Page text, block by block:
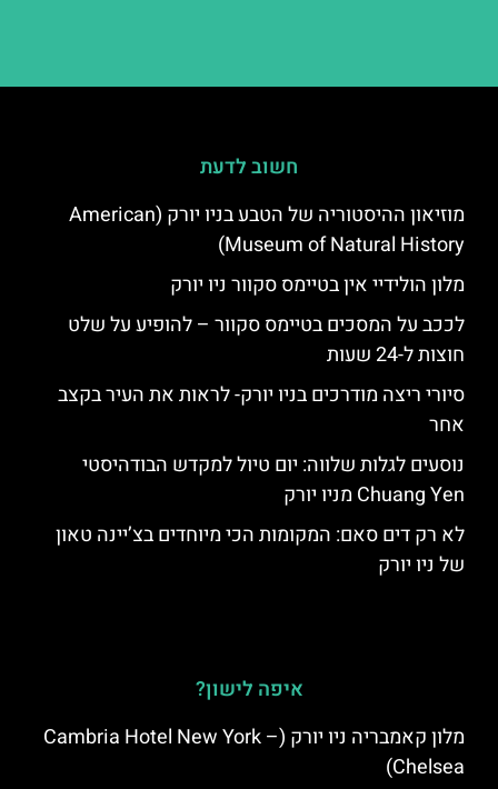
חשוב לדעת
מוזיאון ההיסטוריה של הטבע בניו יורק (American
Museum of Natural History)
מלון הולידיי אין בטיימס סקוור ניו יורק
לככב על המסכים בטיימס סקוור – להופיע על שלט
חוצות ל-24 שעות
סיורי ריצה מודרכים בניו יורק- לראות את העיר בקצב
אחר
נוסעים לגלות שלווה: יום טיול למקדש הבודהיסטי
Chuang Yen מניו יורק
לא רק דים סאם: המקומות הכי מיוחדים בצ’יינה טאון
של ניו יורק
איפה לישון?
מלון קאמבריה ניו יורק (Cambria Hotel New York –
Chelsea)